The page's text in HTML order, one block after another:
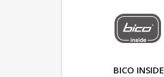
BICO INSIDE